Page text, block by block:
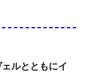
ルとともにイ